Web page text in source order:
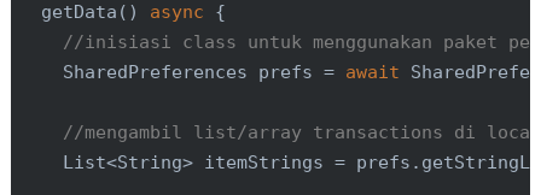
  getData()
async {
//inisiasi class untuk menggunakan paket
    SharedPreferences prefs =
await
//mengambil list/array transactions di
List<String> itemStrings =